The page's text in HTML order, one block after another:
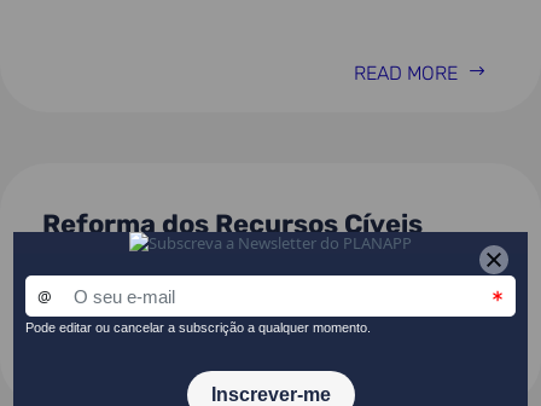
READ MORE
Reforma dos Recursos Cíveis
(Decreto-Lei n.º 303/2007, de 24
de agosto)